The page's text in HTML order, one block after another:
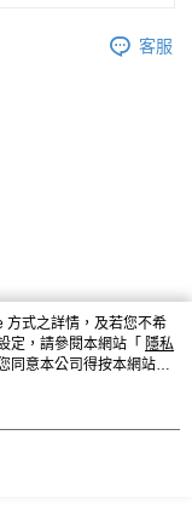
客服
方式之詳情，及若您不希
定，請參閱本網站「 隱私
同意本公司得按本網站使